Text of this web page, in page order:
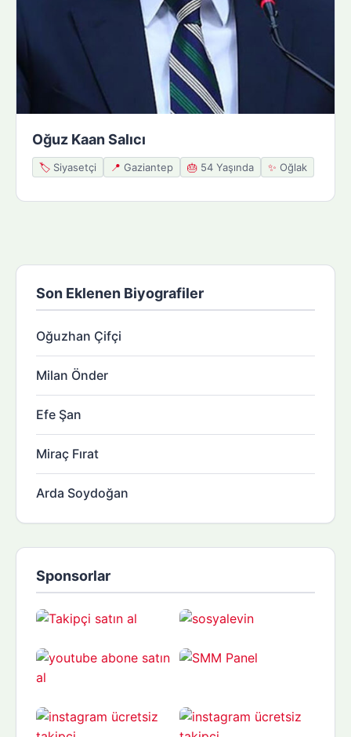
Oğuz Kaan Salıcı
🏷️ Siyasetçi 📍 Gaziantep 🎂 54 Yaşında ✨ Oğlak
Son Eklenen Biyografiler
Oğuzhan Çifçi
Milan Önder
Efe Şan
Miraç Fırat
Arda Soydoğan
Sponsorlar